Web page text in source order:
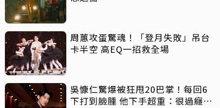
周蕙攻蛋驚魂！「登月失敗」吊台
卡半空 高EQ一招救全場
吳慷仁驚爆被狂甩20巴掌！每回6
下打到臉腫 他下手超重：很過癮享